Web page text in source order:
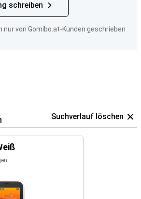
schreiben
nur von Gomibo.at-Kunden geschrieben
Suchverlauf löschen